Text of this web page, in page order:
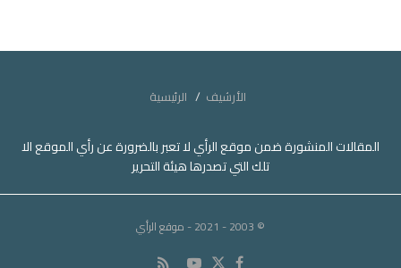
الأرشيف الرئيسية
المقالات المنشورة ضمن موقع الرأي لا تعبر بالضرورة عن رأي الموقع الا
تلك التي تصدرها هيئة التحرير
© 2003 - 2021 - موقع الرأي